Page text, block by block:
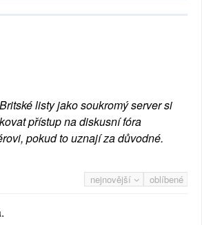
listy jako soukromý server si
přístup na diskusní fóra
pokud to uznají za důvodné.
nejnovější oblíbené